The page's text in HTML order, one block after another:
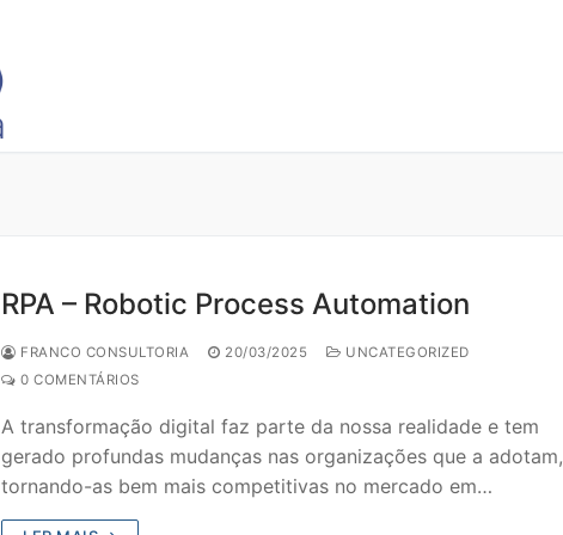
RPA – Robotic Process Automation
FRANCO CONSULTORIA 20/03/2025
UNCATEGORIZED
0 COMENTÁRIOS
A transformação digital faz parte da nossa realidade e tem
gerado profundas mudanças nas organizações que a adotam,
tornando-as bem mais competitivas no mercado em…